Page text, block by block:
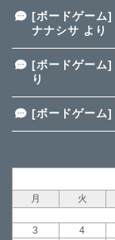
[ボードゲーム
ナナシサ より
[ボードゲーム
り
[ボードゲーム
月
火
3
4